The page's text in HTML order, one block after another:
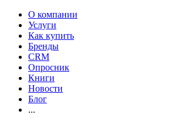
О компании
Услуги
Как купить
Бренды
CRM
Опросник
Книги
Новости
Блог
...